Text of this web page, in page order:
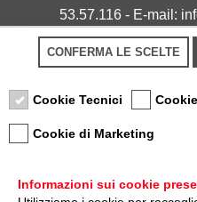
53.57.116 - E-mail:
Privacy policy
CONFERMA LE SCELTE
Cookie Tecnici
Cookie di Marketing
Informazioni sui cookie